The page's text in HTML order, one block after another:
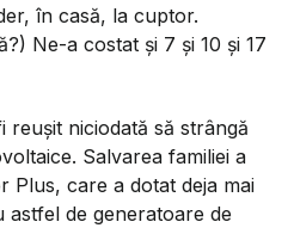
în casă, la cuptor.
Ne-a costat și 7 și 10 și 17
reușit niciodată să strângă
Salvarea familiei a
Plus, care a dotat deja mai
astfel de generatoare de